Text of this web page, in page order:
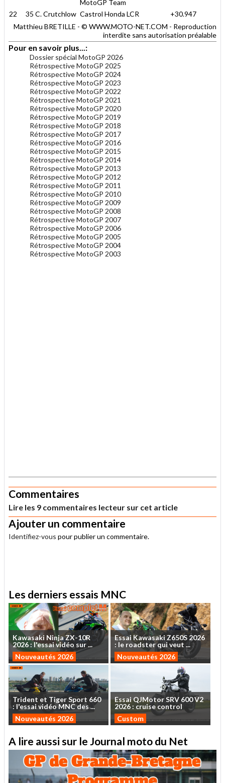
MotoGP Team
22
35 C. Crutchlow Castrol Honda LCR
+30.947
Matthieu BRETILLE - © WWW.MOTO-NET.COM - Reproduction
interdite sans autorisation préalable
Pour en savoir plus...:
Dossier spécial MotoGP 2026
Rétrospective MotoGP 2025
Rétrospective MotoGP 2024
Rétrospective MotoGP 2023
Rétrospective MotoGP 2022
Rétrospective MotoGP 2021
Rétrospective MotoGP 2020
Rétrospective MotoGP 2019
Rétrospective MotoGP 2018
Rétrospective MotoGP 2017
Rétrospective MotoGP 2016
Rétrospective MotoGP 2015
Rétrospective MotoGP 2014
Rétrospective MotoGP 2013
Rétrospective MotoGP 2012
Rétrospective MotoGP 2011
Rétrospective MotoGP 2010
Rétrospective MotoGP 2009
Rétrospective MotoGP 2008
Rétrospective MotoGP 2007
Rétrospective MotoGP 2006
Rétrospective MotoGP 2005
Rétrospective MotoGP 2004
Rétrospective MotoGP 2003
Commentaires
Lire les 9 commentaires lecteur sur cet article
Ajouter un commentaire
Identifiez-vous pour publier un commentaire.
Les derniers essais MNC
Kawasaki NinjaZX-10R
2026: l'essaividéo sur...
Nouveautés 2026
Essai Kawasaki Z650S 2026
: le roadsterquiveut ...
Nouveautés 2026
Trident et TigerSport 660
: l'essaividéo MNCdes...
Nouveautés 2026
EssaiQJMotorSRV 600V2
2026 : cruise control
Custom
A lire aussi sur le Journal moto du Net